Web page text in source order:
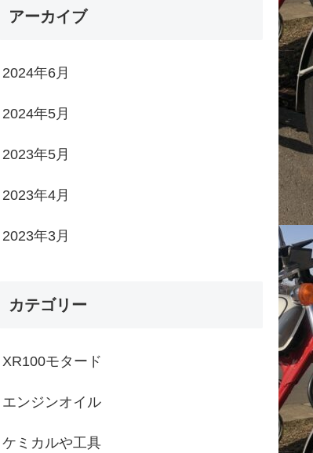
アーカイブ
2024年6月
2024年5月
2023年5月
2023年4月
2023年3月
カテゴリー
XR100モタード
エンジンオイル
ケミカルや工具